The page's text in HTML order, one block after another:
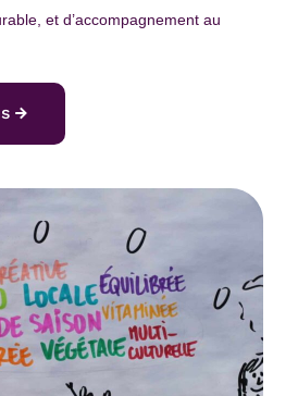
et d’accompagnement au